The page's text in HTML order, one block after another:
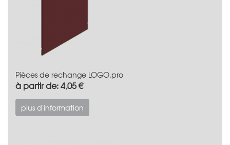
Pièces de rechange LOGO.pro
à partir de: 4,05 €
plus d'information